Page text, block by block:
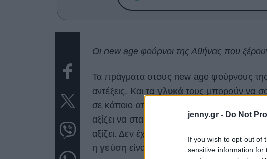
jenny.gr - Do Not
If you wish to opt-out of
sensitive information
Οι new age φούρνοι της Αθήνας που
Τα πράγματα στους new age φούρνους
αντέξεις. Και τα γλυκά τους μπορούν να
σε κάποιο από τα επίμαχα
αξίζει να σταματήσεις ένα όμορφο
αξίζει. Δεν έχει σημασία εάν είναι
ηγεύση είναι αυτή που θα σου μείνει